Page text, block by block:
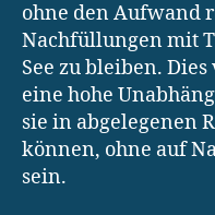
ohne den Aufwand
Nachfüllungen mit
See zu bleiben.
eine hohe
sie in abgelegenen
können, ohne auf
sein.